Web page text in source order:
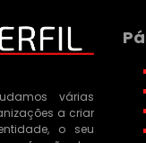
várias
a criar
o seu